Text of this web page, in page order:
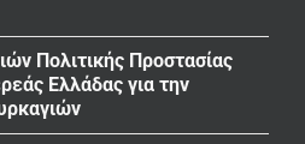
Πολιτικής Προστασίας
Ελλάδας για την